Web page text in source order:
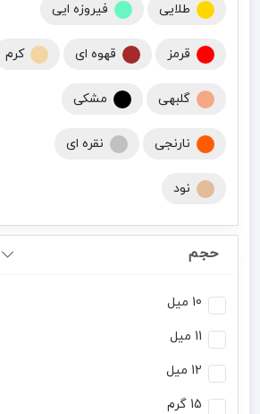
طلایی فیروزه ایی
قرمز قهوه ای کرم
گلبهی مشکی
نارنجی نقره ای
نود
حجم
10 میل
11 میل
12 میل
15 گرم